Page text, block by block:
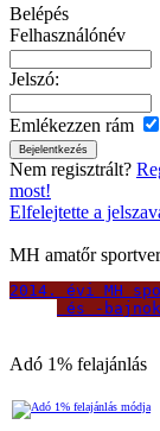
Belépés
Felhasználónév
Jelszó:
Emlékezzen rám
Nem regisztrált?
most!
Elfelejtette a
MH amatőr
2014. évi MH
és -
Adó 1% felajánlás